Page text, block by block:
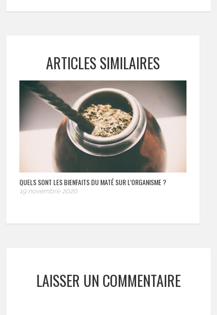
ARTICLES SIMILAIRES
QUELS SONT LES BIENFAITS DU MATÉ SUR L’ORGANISME ?
19 novembre 2020
LAISSER UN COMMENTAIRE